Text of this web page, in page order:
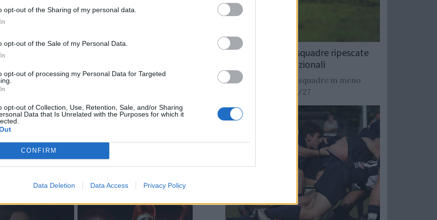
opt-out of the Sharing of my personal data.
opt-out of the Sale of my Personal Data.
opt-out of processing my Personal Data for Targeted
opt-out of Collection, Use, Retention, Sale, and/or Sharing
Data that Is Unrelated with the Purposes for which it
CONFIRM
Data Deletion Data Access Privacy Policy
15 e Ange Capuozzo ala. È la prima
schieramento, vedremo se sarà lo
di certo sabato sera avremo un’idea
essere la squadra titolare nelle
Rugby: Record di squadre ripescate
nei campionati nazionali
Si stimano oltre 20 squadre in meno
dalla stagione 2026/27